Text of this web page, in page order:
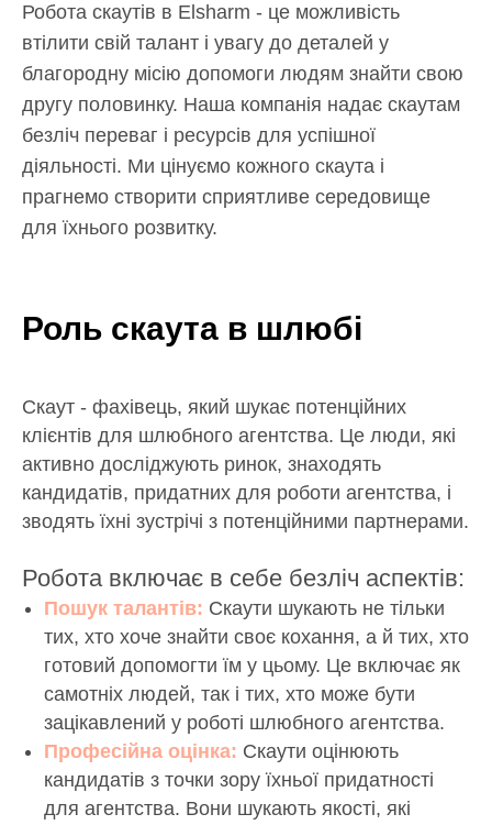
Робота скаутів в Elsharm - це можливість
втілити свій талант і увагу до деталей у
благородну місію допомоги людям знайти свою
другу половинку. Наша компанія надає скаутам
безліч переваг і ресурсів для успішної
діяльності. Ми цінуємо кожного скаута і
прагнемо створити сприятливе середовище
для їхнього розвитку.
Роль скаута в шлюбі
Скаут - фахівець, який шукає потенційних
клієнтів для шлюбного агентства. Це люди, які
активно досліджують ринок, знаходять
кандидатів, придатних для роботи агентства, і
зводять їхні зустрічі з потенційними партнерами.
Робота включає в себе безліч аспектів:
Пошук талантів: Скаути шукають не тільки
тих, хто хоче знайти своє кохання, а й тих, хто
готовий допомогти їм у цьому. Це включає як
самотніх людей, так і тих, хто може бути
зацікавлений у роботі шлюбного агентства.
Професійна оцінка: Скаути оцінюють
кандидатів з точки зору їхньої придатності
для агентства. Вони шукають якості, які